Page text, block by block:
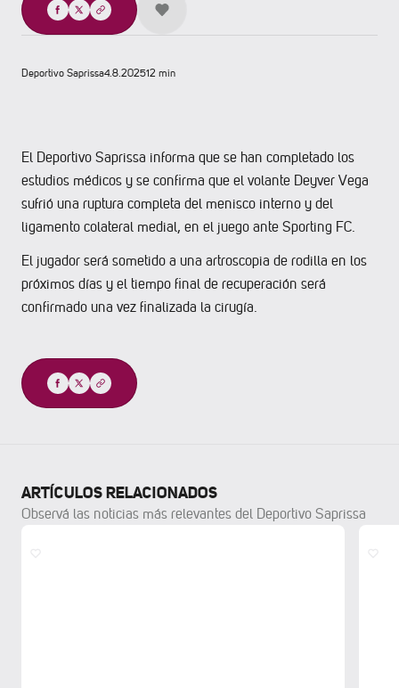
Compartir
Deportivo Saprissa4.8.202512 min
El Deportivo Saprissa informa que se han completado los
estudios médicos y se confirma que el volante Deyver Vega
sufrió una ruptura completa del menisco interno y del
ligamento colateral medial, en el juego ante Sporting FC.
El jugador será sometido a una artroscopia de rodilla en los
próximos días y el tiempo final de recuperación será
confirmado una vez finalizada la cirugía.
Compartir
ARTÍCULOS RELACIONADOS
Observá las noticias más relevantes del Deportivo Saprissa